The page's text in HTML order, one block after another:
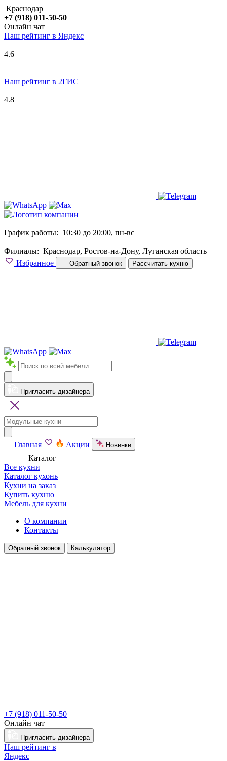
Краснодар
+7 (918) 011-50-50
Онлайн чат
Наш рейтинг в Яндекс
4.6
Наш рейтинг в 2ГИС
4.8
График работы: 10:30 до 20:00, пн-вс
Филиалы: Краснодар, Ростов-на-Дону, Луганская область
Избранное
Обратный звонок Рассчитать кухню
Пригласить дизайнера
Главная Акции Новинки
Каталог
Все кухни
Каталог кухонь
Кухни на заказ
Купить кухню
Мебель для кухни
О компании
Контакты
Обратный звонок Калькулятор
+7 (918) 011-50-50
Онлайн чат
Пригласить дизайнера
Наш рейтинг в
Яндекс